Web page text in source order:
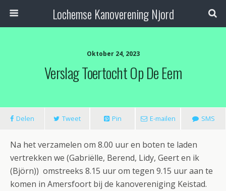
Lochemse Kanoverening Njord
Oktober 24, 2023
Verslag Toertocht Op De Eem
Delen Tweet Pin E-mailen SMS
Na het verzamelen om 8.00 uur en boten te laden
vertrekken we (Gabriëlle, Berend, Lidy, Geert en ik
(Björn)) omstreeks 8.15 uur om tegen 9.15 uur aan te
komen in Amersfoort bij de kanovereniging Keistad.